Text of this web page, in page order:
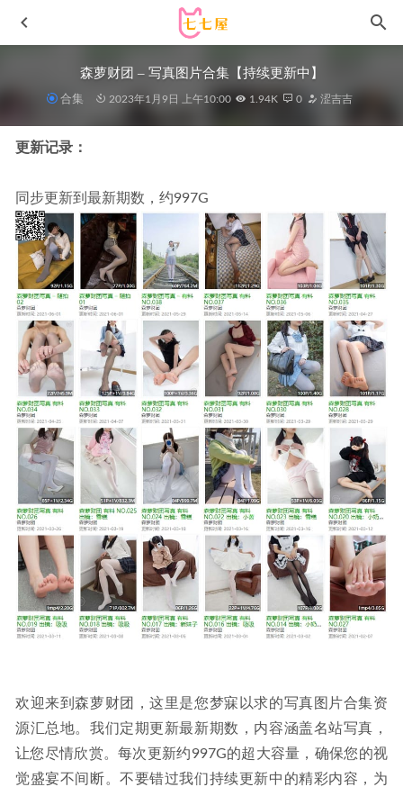
森萝财团 – 写真图片合集【持续更新中】
合集 2023年1月9日 上午10:00 1.94K 0 涩吉吉
更新记录：
同步更新到最新期数，约997G
欢迎来到森萝财团，这里是您梦寐以求的写真图片合集资
源汇总地。我们定期更新最新期数，内容涵盖名站写真，
让您尽情欣赏。每次更新约997G的超大容量，确保您的视
觉盛宴不间断。不要错过我们持续更新中的精彩内容，为
一米八的大梨子 – 写真图片合集【持续更新中】
2025-08-29
[XIAOYU语画界]2023.03.15 VOL.986 林星阑[83+1P／
655MB]
2023-09-06
[Xiuren秀人网]2025.01.26 NO.9825 余安安[83+1P/774MB]
2025-08-03
秀人网 – 2020.03.03 No.2022 陈小喵[65+1P147M] 2022-11-
07
[微密圈]张老师 –双倍快乐[19P-16M] 2024-01-20